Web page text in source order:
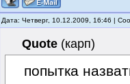
Дата: Четверг, 10.12.2009, 16:46 |
Quote (карп)
попытка